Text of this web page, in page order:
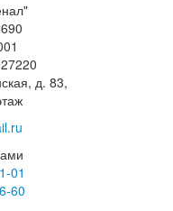
д. 83,
01
60